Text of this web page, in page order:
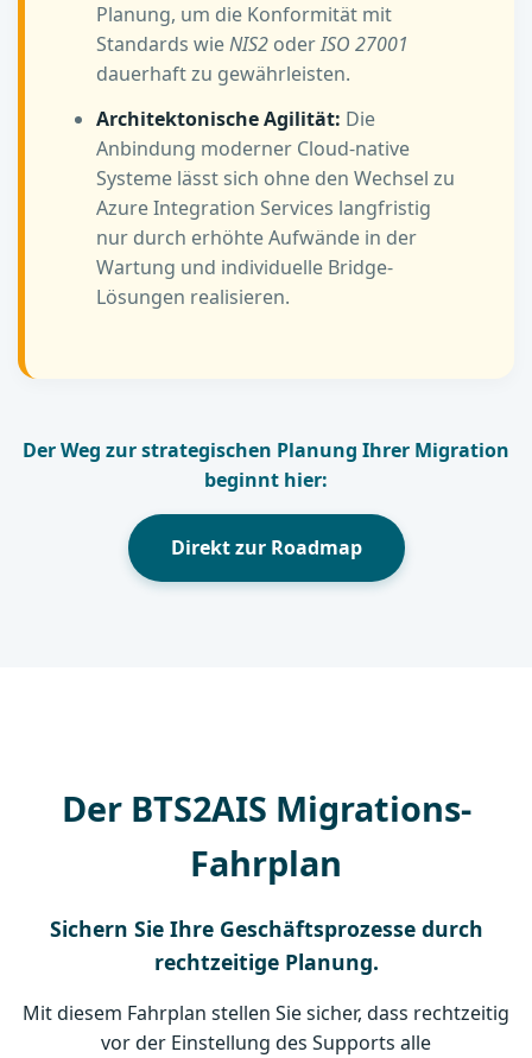
Planung, um die Konformität mit
Standards wieNIS2 oderISO 27001
dauerhaft zu gewährleisten.
Architektonische Agilität: Die
Anbindung moderner Cloud-native
Systeme lässt sich ohne den Wechsel zu
Azure Integration Services langfristig
nur durch erhöhte Aufwände in der
Wartung und individuelle Bridge-
Lösungen realisieren.
Der Weg zur strategischen Planung Ihrer Migration
beginnt hier:
Direkt zur Roadmap
Der BTS2AIS Migrations-
Fahrplan
Sichern Sie Ihre Geschäftsprozesse durch
rechtzeitige Planung.
Mit diesem Fahrplan stellen Sie sicher, dass rechtzeitig
vor der Einstellung des Supports alle